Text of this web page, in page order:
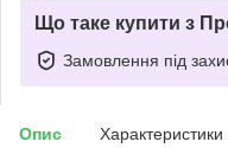
Що таке купити з
Замовлення під
Опис Характеристики